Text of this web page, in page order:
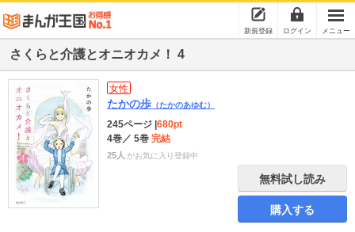
新規登録 ログイン メニュー
さくらと介護とオニオカメ！ 4
女性
たかの歩 （たかのあゆむ）
245ページ 680pt
4巻／ 5巻 完結
25人 がお気に入り登録中
無料試し読み
購入する